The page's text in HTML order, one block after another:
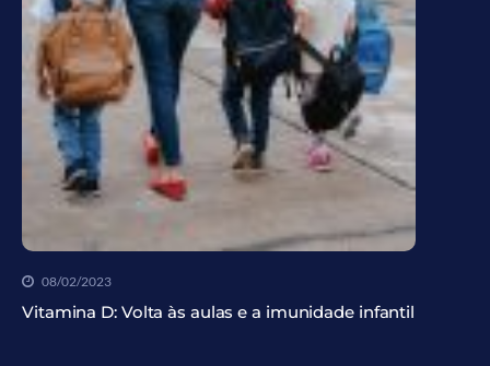
08/02/2023
Vitamina D: Volta às aulas e a imunidade infantil